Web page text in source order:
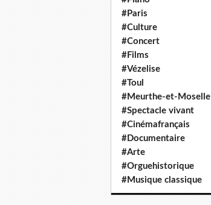
#Paris
#Culture
#Concert
#Films
#Vézelise
#Toul
#Meurthe-et-Moselle
#Spectacle vivant
#Cinémafrançais
#Documentaire
#Arte
#Orguehistorique
#Musique classique